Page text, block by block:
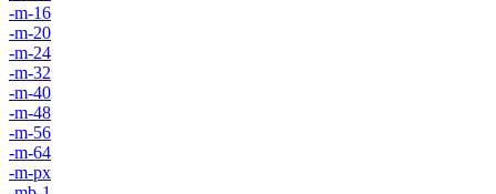
-m-16
-m-20
-m-24
-m-32
-m-40
-m-48
-m-56
-m-64
-m-px